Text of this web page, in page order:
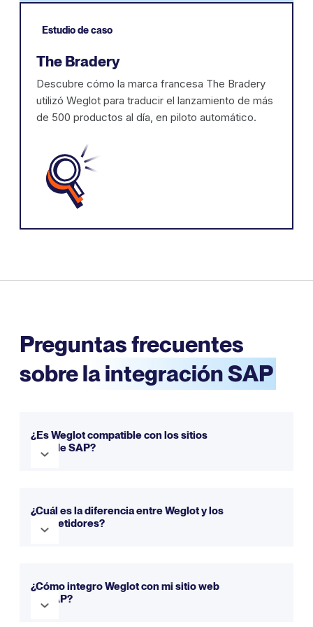
Estudio de caso
The Bradery
‍Descubre cómo la marca francesa The Bradery
utilizó Weglot para traducir el lanzamiento de más
de 500 productos al día, en piloto automático.
Preguntas frecuentes
sobrela integración SAP
¿Es Weglot compatible con los sitios
web de SAP?
multilingüe en sólo unos minutos. Puedes probarlo gratis
con nuestra versión de prueba.
¿Cuál es la diferencia entre Weglot y los
competidores?
de sitios web.Puedes consultar nuestra página de
comparación para descubrir más información.
¿Cómo integro Weglot con mi sitio web
de SAP?